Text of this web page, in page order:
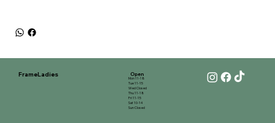
FrameLadies
Mon 11-18
Tue 11-15
Wed Closed
Thu 11-18
Fri 11-15
Sat 10-14
Sun Closed
Open